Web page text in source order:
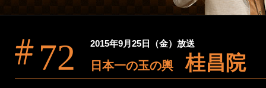
視聴方法 4K放送
72 2015年9月25日（金）放送
日本一の玉の輿桂昌院